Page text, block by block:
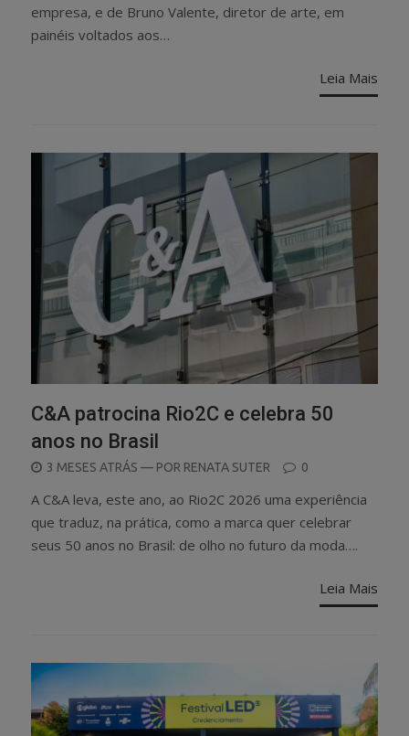
empresa, e de Bruno Valente, diretor de arte, em
painéis voltados aos…
Leia Mais
C&A patrocina Rio2C e celebra 50
anos no Brasil
POSTED
3 MESES ATRÁS — POR RENATA SUTER 0
A C&A leva, este ano, ao Rio2C 2026 uma experiência
que traduz, na prática, como a marca quer celebrar
seus 50 anos no Brasil: de olho no futuro da moda….
Leia Mais